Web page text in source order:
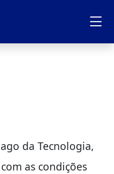
da Tecnologia,
as condições